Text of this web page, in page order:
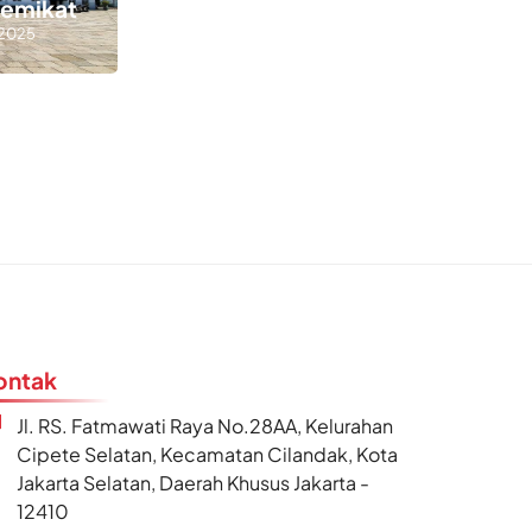
Jl. RS. Fatmawati Raya No.28AA, Kelurahan
Cipete Selatan, Kecamatan Cilandak, Kota
Jakarta Selatan, Daerah Khusus Jakarta -
12410